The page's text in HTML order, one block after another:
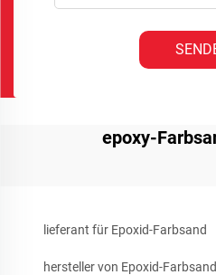
epoxy-
lieferant für Epoxid-Farbsand
hersteller von Epoxid-Farbsand